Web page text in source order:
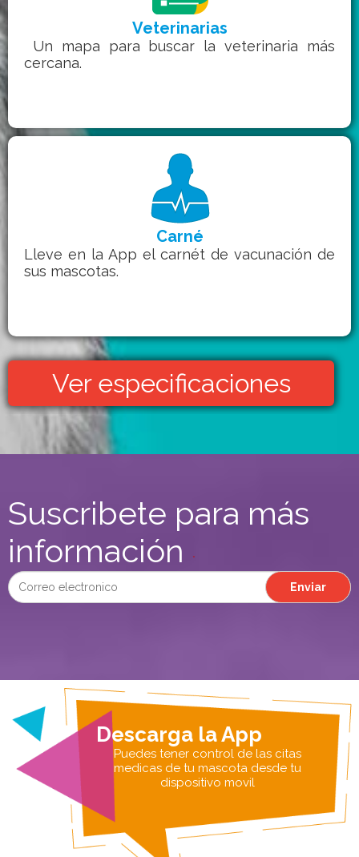
Veterinarias
Un mapa para buscar la veterinaria más
cercana.
Carné
Lleve en la App el carnét de vacunación de
sus mascotas.
Ver especificaciones
Suscribete para más
información
*
Descarga la App
Puedes tener control de las citas
medicas de tu mascota desde tu
dispositivo movil